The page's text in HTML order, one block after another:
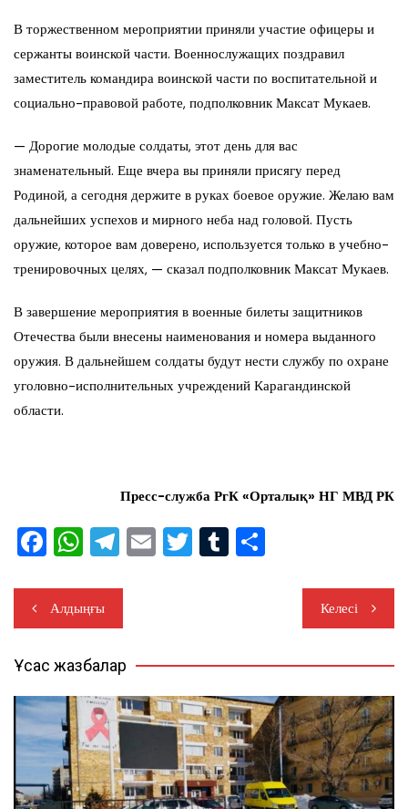
В торжественном мероприятии приняли участие офицеры и
сержанты воинской части. Военнослужащих поздравил
заместитель командира воинской части по воспитательной и
социально-правовой работе, подполковник Максат Мукаев.
— Дорогие молодые солдаты, этот день для вас
знаменательный. Еще вчера вы приняли присягу перед
Родиной, а сегодня держите в руках боевое оружие. Желаю вам
дальнейших успехов и мирного неба над головой. Пусть
оружие, которое вам доверено, используется только в учебно-
тренировочных целях, — сказал подполковник Максат Мукаев.
В завершение мероприятия в военные билеты защитников
Отечества были внесены наименования и номера выданного
оружия. В дальнейшем солдаты будут нести службу по охране
уголовно-исполнительных учреждений Карагандинской
области.
Пресс-служба РгК «Орталық» НГ МВД РК
F
c
e
b
o
o
k
W
at
s
A
p
p
T
e
gr
a
m
E T T
r ть
Навигация
по
записям
Алдыңғы Келесі
Ұқсас жазбалар